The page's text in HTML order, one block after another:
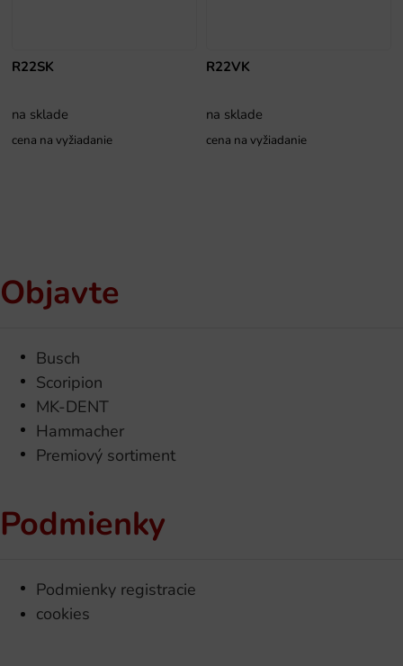
R22SK
na sklade
cena na vyžiadanie
R22VK
na sklade
cena na vyžiadanie
Objavte
Busch
Scoripion
MK-DENT
Hammacher
Premiový sortiment
Podmienky
Podmienky registracie
cookies